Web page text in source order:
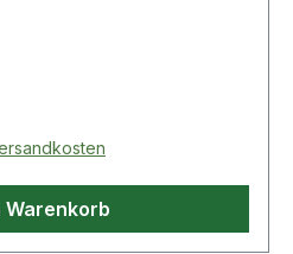
Putz, Mauerwerk) ·
·
0-60°C (kurzfristig)
· Trägerart:
Warenkorb